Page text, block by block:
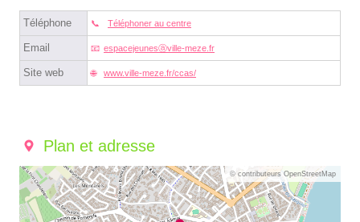
Téléphone Téléphoner au centre
Email espacejeunesⓐville-meze.fr
Site web www.ville-meze.fr/ccas/
Plan et adresse
© contributeurs OpenStreetMap